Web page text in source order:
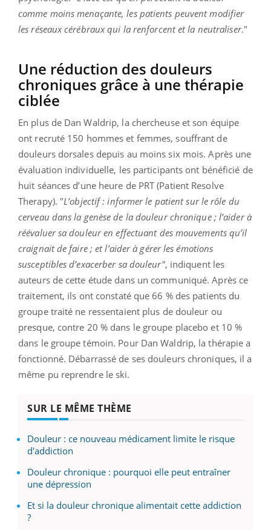
comme moins menaçante, les patients peuvent modifier
les réseaux cérébraux qui la renforcent et la neutraliser."
Une réduction des douleurs
chroniques grâce à une thérapie
ciblée
En plus de Dan Waldrip, la chercheuse et son équipe
ont recruté 150 hommes et femmes, souffrant de
douleurs dorsales depuis au moins six mois. Après une
évaluation individuelle, les participants ont bénéficié de
huit séances d’une heure de PRT (Patient Resolve
Therapy). "L’objectif : informer le patient sur le rôle du
cerveau dans la genèse de la douleur chronique ; l’aider à
réévaluer sa douleur en effectuant des mouvements qu’il
craignait de faire ; et l’aider à gérer les émotions
susceptibles d’exacerber sa douleur", indiquent les
auteurs de cette étude dans un communiqué. Après ce
traitement, ils ont constaté que 66 % des patients du
groupe traité ne ressentaient plus de douleur ou
presque, contre 20 % dans le groupe placebo et 10 %
dans le groupe témoin. Pour Dan Waldrip, la thérapie a
fonctionné. Débarrassé de ses douleurs chroniques, il a
même pu reprendre le ski.
SUR LE MÊME THÈME
Douleur : ce nouveau médicament limite le risque
d'addiction
Douleur chronique : pourquoi elle peut entraîner
une dépression
Et si la douleur chronique alimentait cette addiction
?